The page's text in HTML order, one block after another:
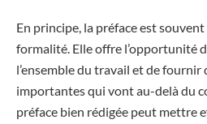
En principe, la préface est
formalité. Elle offre l’opportunité
l’ensemble du travail et de
importantes qui vont au-delà du
préface bien rédigée peut mettre